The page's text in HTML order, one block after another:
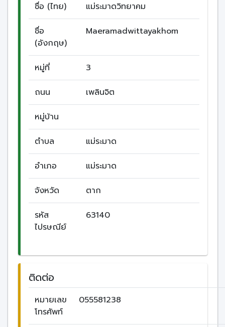
ชื่อ (ไทย) แม่ระมาดวิทยาคม
ชื่อ
(อังกฤษ)
Maeramadwittayakhom
หมู่ที่ 3
ถนน เพลินจิต
หมู่บ้าน
ตำบล แม่ระมาด
อำเภอ แม่ระมาด
จังหวัด ตาก
รหัส
ไปรษณีย์
63140
ติดต่อ
หมายเลข
โทรศัพท์
055581238